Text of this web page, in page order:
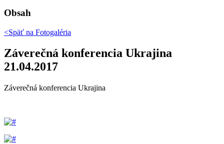
Obsah
<Späť na Fotogaléria
Záverečná konferencia Ukrajina
21.04.2017
Záverečná konferencia Ukrajina